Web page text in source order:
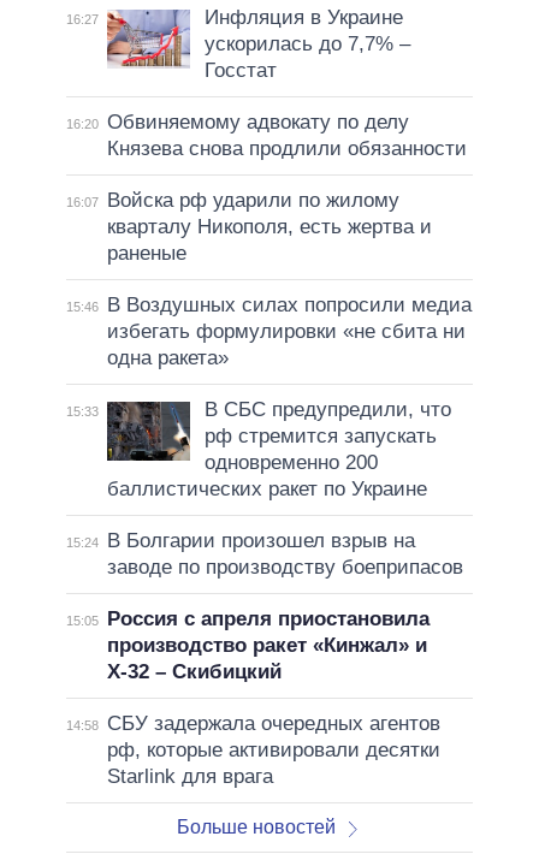
16:27
Инфляция в Украине
ускорилась до 7,7% –
Госстат
16:20 Обвиняемому адвокату по делу
Князева снова продлили обязанности
16:07
Войска рф ударили по жилому
кварталу Никополя, есть жертва и
раненые
15:46
В Воздушных силах попросили медиа
избегать формулировки «не сбита ни
одна ракета»
15:33
В СБС предупредили, что
рф стремится запускать
одновременно 200
баллистических ракет по Украине
15:24
В Болгарии произошел взрыв на
заводе по производству боеприпасов
15:05
Россия с апреля приостановила
производство ракет «Кинжал» и
Х-32 – Скибицкий
14:58
СБУ задержала очередных агентов
рф, которые активировали десятки
Starlink для врага
Больше новостей